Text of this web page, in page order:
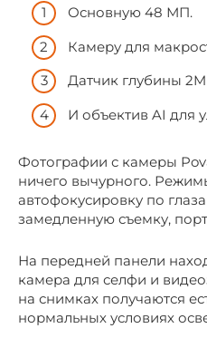
Основную 48 МП.
Камеру для
Датчик глубины
И объектив AI для
Фотографии с камеры
ничего вычурного.
автофокусировку по
замедленную съемку,
На передней панели
камера для селфи и
на снимках получаются
нормальных условиях